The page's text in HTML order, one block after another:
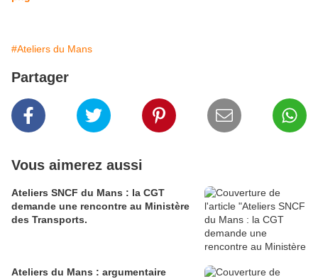
#Ateliers du Mans
Partager
Vous aimerez aussi
Ateliers SNCF du Mans : la CGT
demande une rencontre au Ministère
des Transports.
Ateliers du Mans : argumentaire